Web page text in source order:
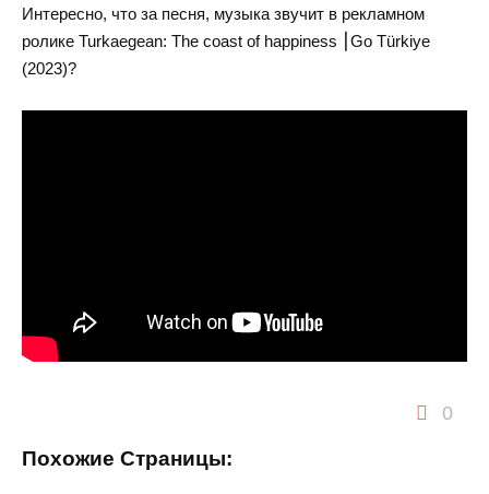
Интересно, что за песня, музыка звучит в рекламном
ролике Turkaegean: The coast of happiness ⎮Go Türkiye
(2023)?
0
Похожие Страницы: